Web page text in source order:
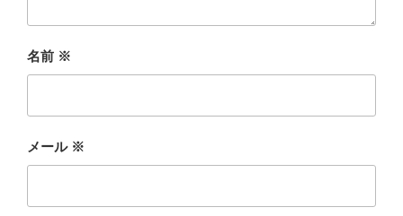
名前 ※
メール ※